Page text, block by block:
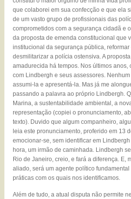
que colaborei em sua confecção e que ela
de um vasto grupo de profissionais das
comprometidos com a segurança cidadã e
da proposta de emenda constitucional que
institucional da segurança pública,
desmilitarizar a polícia ostensiva. A
amadurecida há tempos. Nos últimos anos,
com Lindbergh e seus assessores.
assumi-la e apresentá-la. Mas já me
passando a palavra ao próprio Lindbergh.
Marina, a sustentabilidade ambiental, a
representação (copiei o pronunciamento,
texto). Duvido que algum companheiro,
leia este pronunciamento, proferido em 13
emocionar-se, sem identificar em
hora, um irmão de caminhada. Lindbergh
Rio de Janeiro, creio, e fará a diferença. E,
aliado, será um agente político
práticas com os quais nos identificamos.
Além de tudo, a atual disputa não permite